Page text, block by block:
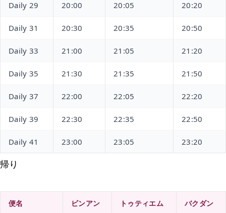
Daily 29 20:00 20:05 20:20
Daily 31 20:30 20:35 20:50
Daily 33 21:00 21:05 21:20
Daily 35 21:30 21:35 21:50
Daily 37 22:00 22:05 22:20
Daily 39 22:30 22:35 22:50
Daily 41 23:00 23:05 23:20
帰り
便名 ビンアン トゥティエム バクダン